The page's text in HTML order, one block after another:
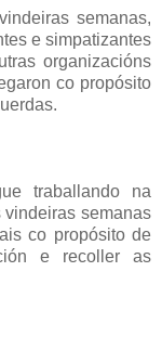
semanas,
e simpatizantes
organizacións
co propósito
traballando na
semanas
co propósito de
e recoller as